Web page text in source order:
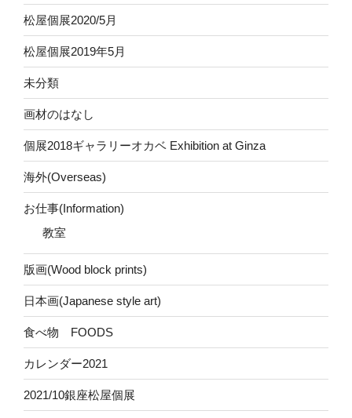
松屋個展2020/5月
松屋個展2019年5月
未分類
画材のはなし
個展2018ギャラリーオカベ Exhibition at Ginza
海外(Overseas)
お仕事(Information)
教室
版画(Wood block prints)
日本画(Japanese style art)
食べ物 FOODS
カレンダー2021
2021/10銀座松屋個展